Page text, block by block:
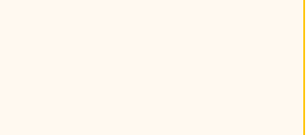
ジェ